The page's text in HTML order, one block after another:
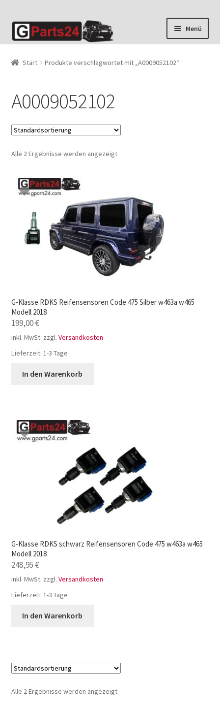
Zur
Navigation
Zum
Inhalt
Menü
Start Produkte verschlagwortet mit „A0009052102“
A0009052102
Alle 2 Ergebnisse werden angezeigt
G-Klasse RDKS Reifensensoren Code 475 Silber w463a w465
Modell 2018
199,00€
inkl. MwSt. zzgl. Versandkosten
Lieferzeit: 1-3 Tage
In den Warenkorb
G-Klasse RDKS schwarz Reifensensoren Code 475 w463a w465
Modell 2018
248,95€
inkl. MwSt. zzgl. Versandkosten
Lieferzeit: 1-3 Tage
In den Warenkorb
Alle 2 Ergebnisse werden angezeigt